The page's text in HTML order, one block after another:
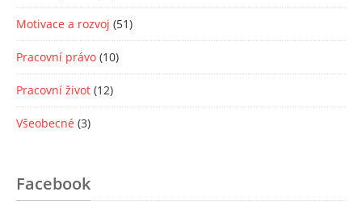
Motivace a rozvoj (51)
Pracovní právo (10)
Pracovní život (12)
Všeobecné (3)
Facebook